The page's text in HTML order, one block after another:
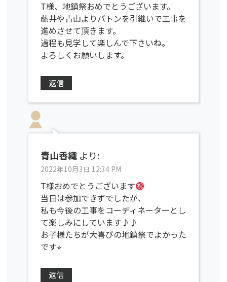
T様、地鎮祭おめでとうございます。
藤井や青山よりバトンを引継いで工事を
進めさせて頂きます。
過程も見学して楽しんで下さいね。
よろしくお願いします。
返信
青山香織 より:
2022年10月3日 12:34 PM
T様おめでとうございます
当日は参加できずでしたが、
私も今後の工事をコーディネーターとし
て楽しみにしています♪♪
お子様たちが大喜びの地鎮祭でよかった
です⭐︎
返信